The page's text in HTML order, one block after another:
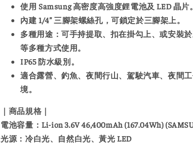
使用 Samsung 高密度高強度鋰電池及 LED 晶片。
內建 1/4” 三腳架螺絲孔，可鎖定於三腳架上。
多種用途：可手持提取、扣在掛勾上、或安裝
等多種方式使用。
IP65 防水級別。
適合露營、釣魚、夜間行山、駕駛汽車、夜間
境。
｜商品規格｜
電池容量：Li-ion 3.6V 46,400mAh (167.04Wh)
光源：冷白光、自然白光、黃光 LED